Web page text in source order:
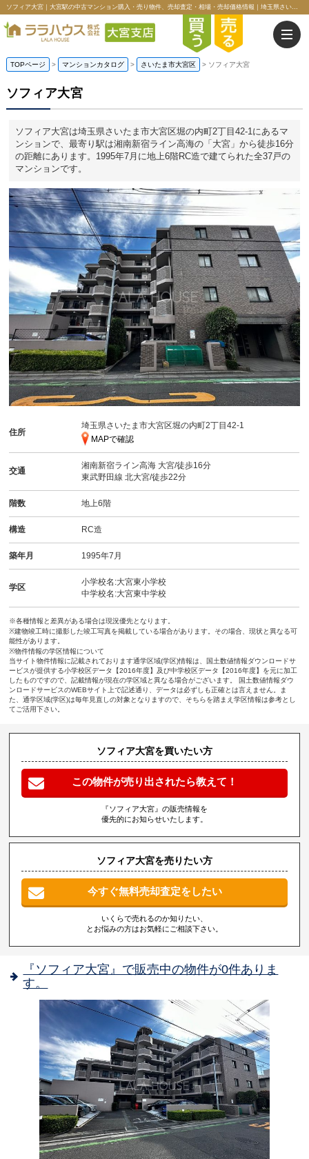
ソフィア大宮｜大宮駅の中古マンション購入・売り物件、売却査定・相場・売却価格情報｜埼玉県さいたま市大宮区堀の内町2丁目のマンション情報｜ララハウス株式会社大宮支店
TOPページ > マンションカタログ > さいたま市大宮区 > ソフィア大宮
ソフィア大宮
ソフィア大宮は埼玉県さいたま市大宮区堀の内町2丁目42-1にあるマ
ンションで、最寄り駅は湘南新宿ライン高海の「大宮」から徒歩16分
の距離にあります。1995年7月に地上6階RC造で建てられた全37戸の
マンションです。
住所
埼玉県さいたま市大宮区堀の内町2丁目42-1
MAPで確認
交通
湘南新宿ライン高海 大宮/徒歩16分
東武野田線北大宮/徒歩22分
階数 地上6階
構造 RC造
築年月 1995年7月
学区
小学校名:大宮東小学校
中学校名:大宮東中学校
※各種情報と差異がある場合は現況優先となります。
※建物竣工時に撮影した竣工写真を掲載している場合があります。その場合、現状と異なる可
能性があります。
※物件情報の学区情報について
当サイト物件情報に記載されております通学区域(学区)情報は、国土数値情報ダウンロードサ
ービスが提供する小学校区データ【2016年度】及び中学校区データ【2016年度】を元に加工
したものですので、記載情報が現在の学区域と異なる場合がございます。 国土数値情報ダウ
ンロードサービスのWEBサイト上で記述通り、データは必ずしも正確とは言えません。ま
た、通学区域(学区)は毎年見直しの対象となりますので、そちらを踏まえ学区情報は参考とし
てご活用下さい。
ソフィア大宮を買いたい方
この物件が売り出されたら教えて！
『ソフィア大宮』の販売情報を
優先的にお知らせいたします。
ソフィア大宮を売りたい方
今すぐ無料売却査定をしたい
いくらで売れるのか知りたい、
とお悩みの方はお気軽にご相談下さい。
『ソフィア大宮』で販売中の物件が0件ありま
す。